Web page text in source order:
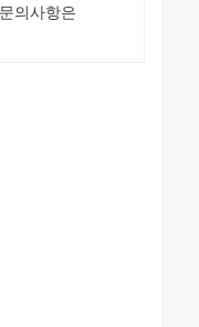
의사항은